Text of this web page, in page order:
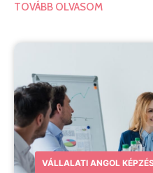
TOVÁBB OLVASOM
VÁLLALATI ANGOL